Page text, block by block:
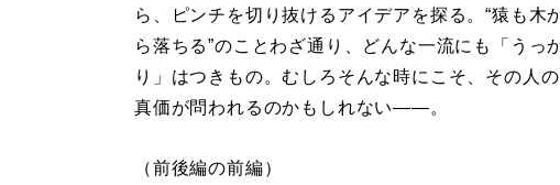
ら、ピンチを切り抜けるアイデアを探る。“猿も木
ら落ちる”のことわざ通り、どんな一流にも「うっ
り」はつきもの。むしろそんな時にこそ、その人の
真価が問われるのかもしれない――。
（前後編の前編）